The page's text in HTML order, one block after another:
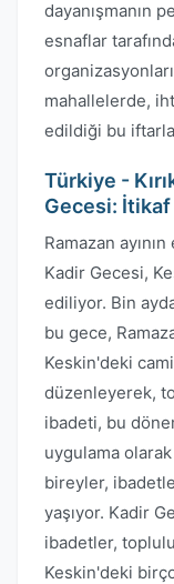
dayanışmanın
esnaflar
mahallelerde,
edildiği bu
Türkiye -
Gecesi:
Ramazan
Kadir Gecesi,
ediliyor. Bin
bu gece,
Keskin'deki
düzenleyerek,
ibadeti, bu
uygulama
bireyler,
yaşıyor. Kadir
ibadetler,
Keskin'deki